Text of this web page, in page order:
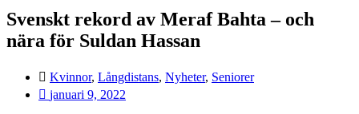
Svenskt rekord av Meraf Bahta – och
nära för Suldan Hassan
Kvinnor, Långdistans, Nyheter, Seniorer
januari 9, 2022